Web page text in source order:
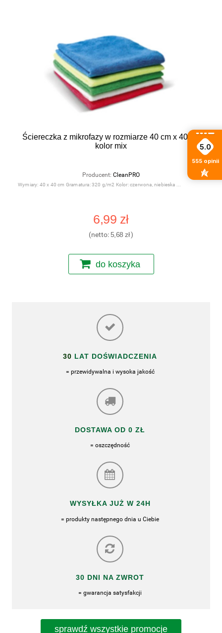
Ściereczka z mikrofazy w rozmiarze 40 cm x 40 cm
kolor mix
Producent: CleanPRO
Wymiary: 40 x 40 cm Gramatura: 320 g/m2 Kolor: czerwona, niebieska
6,99 zł
(netto: 5,68 zł)
do koszyka
30 LAT DOŚWIADCZENIA
= przewidywalna i wysoka jakość
DOSTAWA OD 0 ZŁ
= oszczędność
WYSYŁKA JUŻ W 24H
= produkty następnego dnia u Ciebie
30 DNI NA ZWROT
= gwarancja satysfakcji
sprawdź wszystkie promocje
5.0
555 opinii